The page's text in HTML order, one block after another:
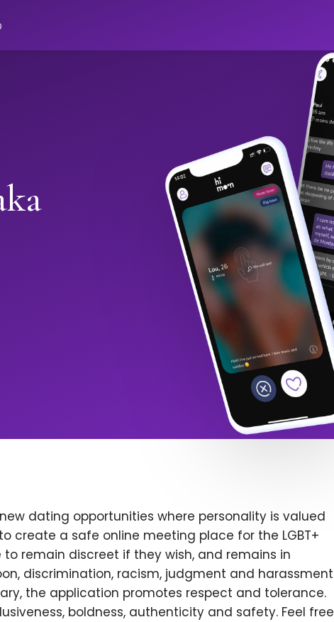
dating opportunities where personality is valued
create a safe online meeting place for the LGBT+
to remain discreet if they wish, and remains in
discrimination, racism, judgment and harassment
the application promotes respect and tolerance.
boldness, authenticity and safety. Feel free